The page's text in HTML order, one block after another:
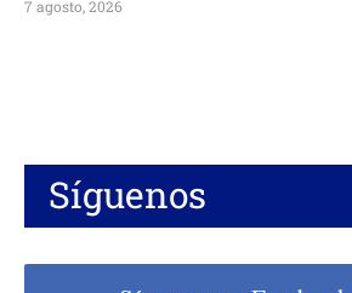
7 agosto, 2026
Síguenos